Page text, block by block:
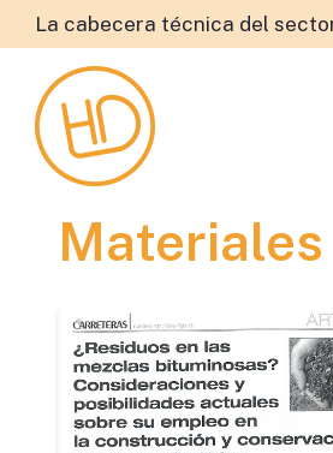
La cabecera técnica del
Materiales